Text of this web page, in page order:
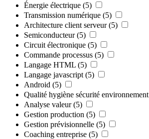
Énergie électrique (5)
Transmission numérique (5)
Architecture client serveur (5)
Semiconducteur (5)
Circuit électronique (5)
Commande processus (5)
Langage HTML (5)
Langage javascript (5)
Android (5)
Qualité hygiène sécurité environnement
Analyse valeur (5)
Gestion production (5)
Gestion prévisionnelle (5)
Coaching entreprise (5)